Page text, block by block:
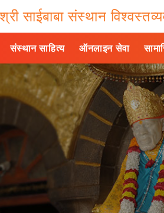
श्री साईबाबा संस्थान
संस्थान साहित्य ऑनलाइन सेवा